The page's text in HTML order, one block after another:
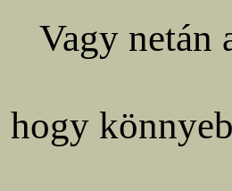
Vagy netán
hogy